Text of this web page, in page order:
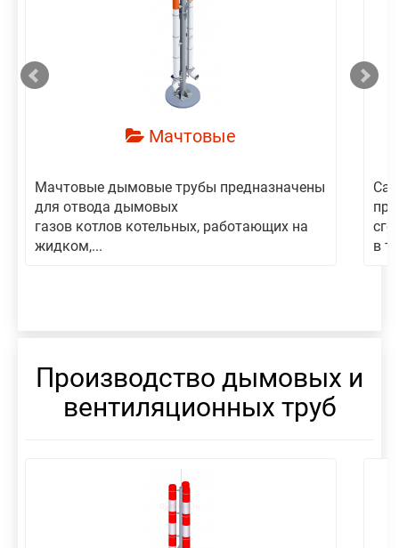
Мачтовые
Мачтовые дымовые трубы предназначены
для отвода дымовых
газов котлов котельных, работающих на
жидком,...
в
Производство дымовых и
вентиляционных труб